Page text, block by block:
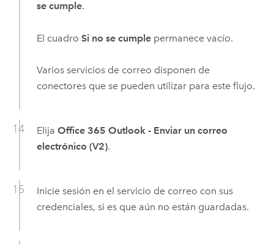
se cumple.
El cuadro Si no se cumplepermanece vacío.
Varios servicios de correo disponen de
conectores que se pueden utilizar para este flujo.
Elija Office 365 Outlook - Enviar un correo
electrónico (V2).
Inicie sesión en el servicio de correo con sus
credenciales, si es que aún no están guardadas.